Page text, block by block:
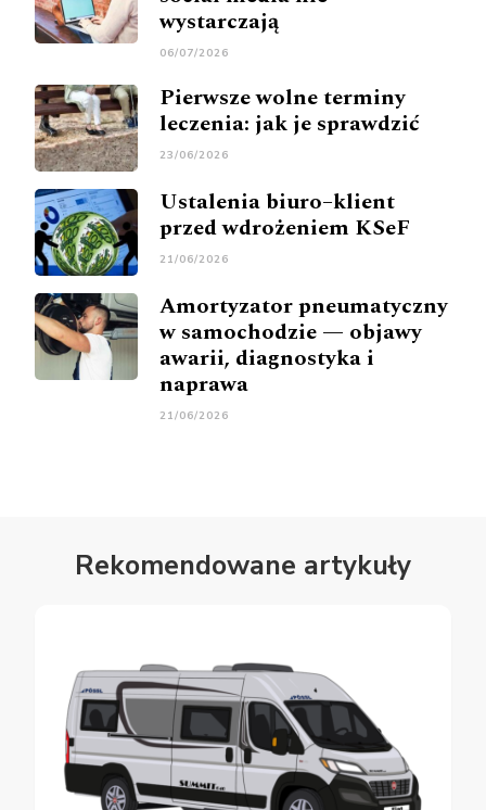
wystarczają
06/07/2026
Pierwsze wolne terminy
leczenia: jak je sprawdzić
23/06/2026
Ustalenia biuro–klient
przed wdrożeniem KSeF
21/06/2026
Amortyzator pneumatyczny
w samochodzie — objawy
awarii, diagnostyka i
naprawa
21/06/2026
Rekomendowane artykuły